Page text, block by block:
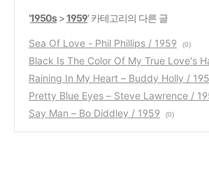
'1950s>1959' 카테고리의 다른 글
Sea Of Love - Phil Phillips / 1959 (0)
Black Is The Color Of My True Love's
Nina Simone / 1959
(0)
Raining In My Heart – Buddy Holly /
(0)
Pretty Blue Eyes – Steve Lawrence /
(0)
Say Man – Bo Diddley / 1959 (0)